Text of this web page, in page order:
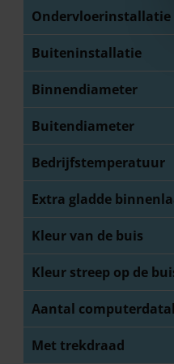
Ondervloerinstallatie
Buiteninstallatie
Binnendiameter
Buitendiameter
Bedrijfstemperatuur
Extra gladde
Kleur van de buis
Kleur streep op de
Aantal
Met trekdraad